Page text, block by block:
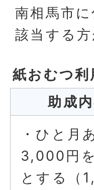
南相馬市
該当する方
紙おむつ利
助成
・ひと月
3,000円
とする（